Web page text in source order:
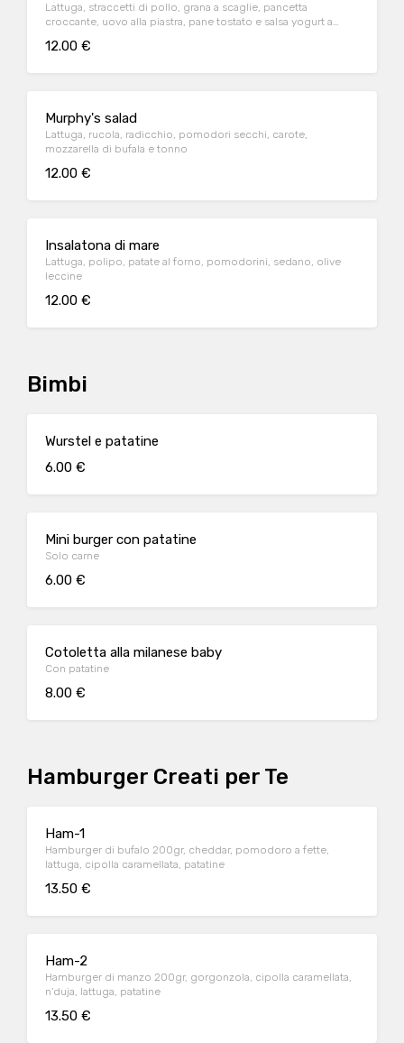
Lattuga, straccetti di pollo, grana a scaglie, pancetta
croccante, uovo alla piastra, pane tostato e salsa yogurt a
12.00 €
Murphy's salad
Lattuga, rucola, radicchio, pomodori secchi, carote,
mozzarella di bufala e tonno
12.00 €
Insalatona di mare
Lattuga, polipo, patate al forno, pomodorini, sedano, olive
leccine
12.00 €
Bimbi
Wurstel e patatine
6.00 €
Mini burger con patatine
Solo carne
6.00 €
Cotoletta alla milanese baby
Con patatine
8.00 €
Hamburger Creati per Te
Ham-1
Hamburger di bufalo 200gr, cheddar, pomodoro a fette,
lattuga, cipolla caramellata, patatine
13.50 €
Ham-2
Hamburger di manzo 200gr, gorgonzola, cipolla caramellata,
n'duja, lattuga, patatine
13.50 €